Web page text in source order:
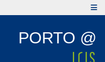
PORTO @